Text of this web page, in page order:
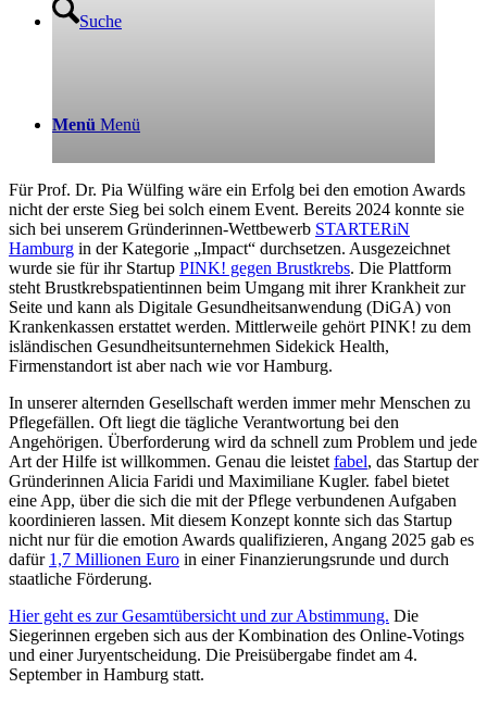
Suche
Menü Menü
Für Prof. Dr. Pia Wülfing wäre ein Erfolg bei den emotion Awards
nicht der erste Sieg bei solch einem Event. Bereits 2024 konnte sie
sich bei unserem Gründerinnen-Wettbewerb STARTERiN
Hamburg in der Kategorie „Impact“ durchsetzen. Ausgezeichnet
wurde sie für ihr Startup PINK! gegen Brustkrebs. Die Plattform
steht Brustkrebspatientinnen beim Umgang mit ihrer Krankheit zur
Seite und kann als Digitale Gesundheitsanwendung (DiGA) von
Krankenkassen erstattet werden. Mittlerweile gehört PINK! zu dem
isländischen Gesundheitsunternehmen Sidekick Health,
Firmenstandort ist aber nach wie vor Hamburg.
In unserer alternden Gesellschaft werden immer mehr Menschen zu
Pflegefällen. Oft liegt die tägliche Verantwortung bei den
Angehörigen. Überforderung wird da schnell zum Problem und jede
Art der Hilfe ist willkommen. Genau die leistetfabel, das Startup der
Gründerinnen Alicia Faridi und Maximiliane Kugler. fabel bietet
eine App, über die sich die mit der Pflege verbundenen Aufgaben
koordinieren lassen. Mit diesem Konzept konnte sich das Startup
nicht nur für die emotion Awards qualifizieren, Angang 2025 gab es
dafür 1,7 Millionen Euro in einer Finanzierungsrunde und durch
staatliche Förderung.
Hier geht es zur Gesamtübersicht und zur Abstimmung. Die
Siegerinnen ergeben sich aus der Kombination des Online-Votings
und einer Juryentscheidung. Die Preisübergabe findet am 4.
September in Hamburg statt.